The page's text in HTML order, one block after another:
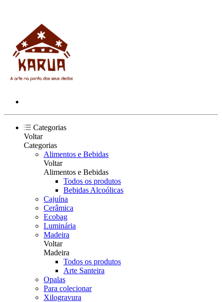
Categorias
Voltar
Categorias
Alimentos e Bebidas
Voltar
Alimentos e Bebidas
Todos os produtos
Bebidas Alcoólicas
Cajuína
Cerâmica
Ecobag
Luminária
Madeira
Voltar
Madeira
Todos os produtos
Arte Santeira
Opalas
Para colecionar
Xilogravura